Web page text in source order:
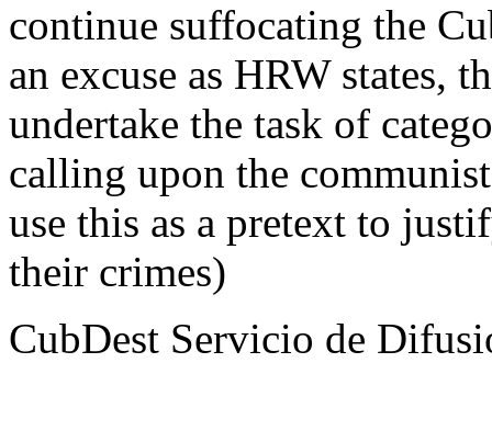
continue suffocating the
an excuse as HRW states,
undertake the task of
calling upon the
use this as a pretext to
their crimes)
CubDest Servicio de